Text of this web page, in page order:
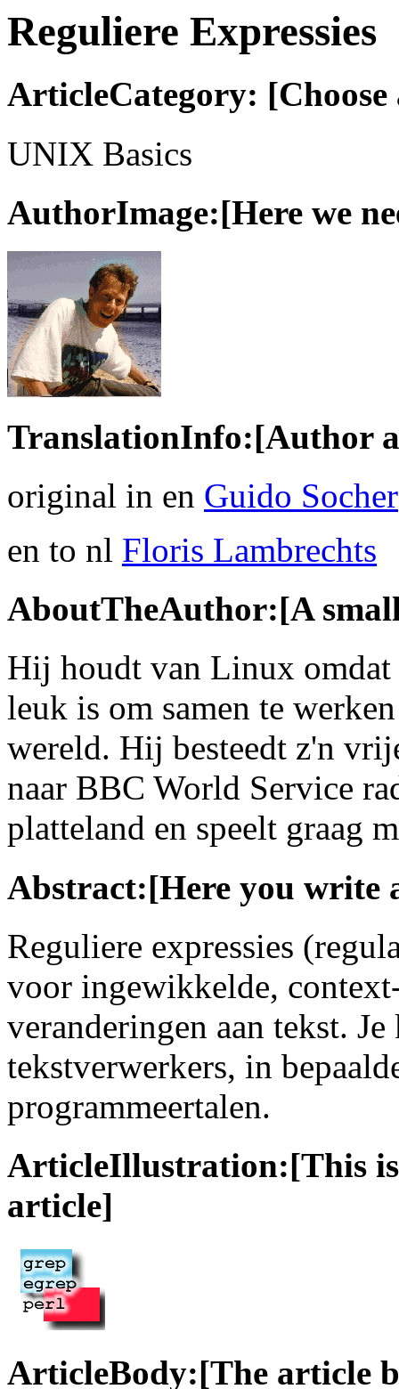
Reguliere Expressies
ArticleCategory:
UNIX Basics
AuthorImage:[Here we
TranslationInfo:[Author
original in en Guido Socher
en to nl Floris Lambrechts
AboutTheAuthor:[A
Hij houdt van Linux omdat
leuk is om samen te
wereld. Hij besteedt z'n
naar BBC World Service
platteland en speelt graag
Abstract:[Here you write
Reguliere expressies
voor ingewikkelde,
veranderingen aan tekst.
tekstverwerkers, in
programmeertalen.
ArticleIllustration:[This
article]
ArticleBody:[The article